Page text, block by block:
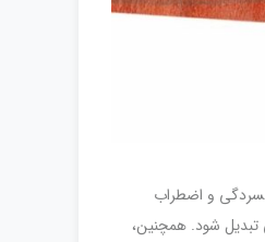
و اضطراب
تبدیل شود. همچنین،